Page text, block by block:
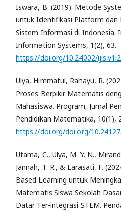
Iswara, B. (2019). Metode
untuk Identifikasi Platform dan
Sistem Informasi di Indonesia.
Information Systems, 1(2), 63.
https://doi.org/10.24002/
Ulya, Himmatul, Rahayu, R.
Proses Berpikir Matematis
Mahasiswa. Program, Jurnal
Pendidikan Matematika, 10(1),
https://doi.org/doi.org/
Utama, C., Ulya, M. Y. N.,
Jannah, T. R., & Larasati, F.
Based Learning untuk
Matematis Siswa Sekolah
Datar Ter-integrasi STEM.